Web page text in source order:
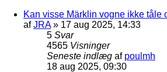
Kan visse Märklin vogne ikke tåle
afJRA» 17 aug 2025, 14:33
5 Svar
4565 Visninger
Seneste indlæg af poulmh
18 aug 2025, 09:30